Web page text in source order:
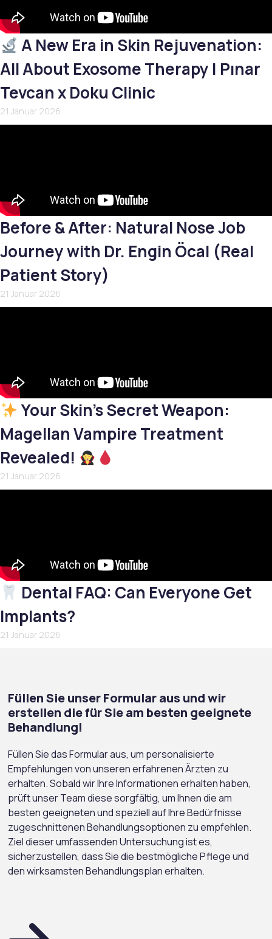
A New Era in Skin Rejuvenation:
All About Exosome Therapy | Pınar
Tevcan x Doku Clinic
21 Januar 2026
Before & After: Natural Nose Job
Journey with Dr. Engin Öcal (Real
Patient Story)
21 Januar 2026
Your Skin’s Secret Weapon:
Magellan Vampire Treatment
Revealed!
21 Januar 2026
Dental FAQ: Can Everyone Get
Implants?
21 Januar 2026
Füllen Sie unser Formular aus und wir
erstellen die für Sie am besten geeignete
Behandlung!
Füllen Sie das Formular aus, um personalisierte
Empfehlungen von unseren erfahrenen Ärzten zu
erhalten. Sobald wir Ihre Informationen erhalten haben,
prüft unser Team diese sorgfältig, um Ihnen die am
besten geeigneten und speziell auf Ihre Bedürfnisse
zugeschnittenen Behandlungsoptionen zu empfehlen.
Ziel dieser umfassenden Untersuchung ist es,
sicherzustellen, dass Sie die bestmögliche Pflege und
den wirksamsten Behandlungsplan erhalten.